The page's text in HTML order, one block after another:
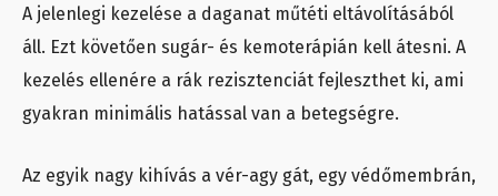
A jelenlegi kezelése a daganat műtéti eltávolításából
áll. Ezt követően sugár- és kemoterápián kell átesni. A
kezelés ellenére a rák rezisztenciát fejleszthet ki, ami
gyakran minimális hatással van a betegségre.
Az egyik nagy kihívás a vér-agy gát, egy védőmembrán,